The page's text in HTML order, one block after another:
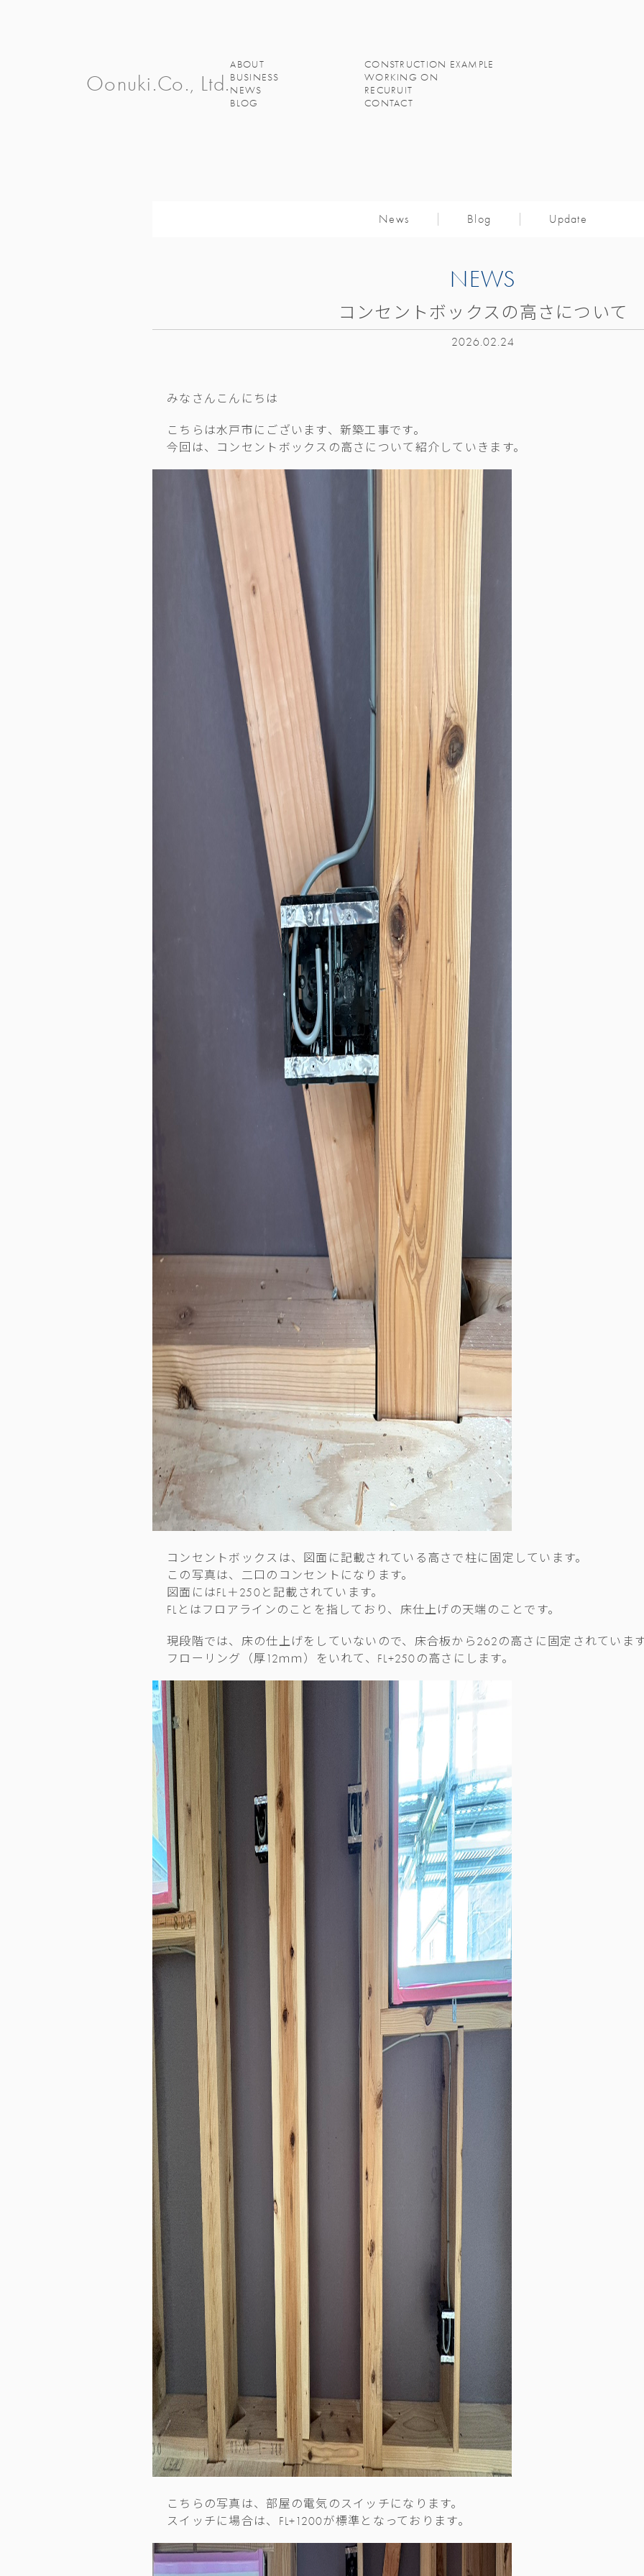
Oonuki.Co., Ltd.
ABOUT
CONSTRUCTION EXAMPLE
BUSINESS
WORKING ON
NEWS
RECURUIT
BLOG
CONTACT
News Blog Update
NEWS
コンセントボックスの高さについて
2026.02.24
みなさんこんにちは
こちらは水戸市にございます、新築工事です。
今回は、コンセントボックスの高さについて紹介していきます。
コンセントボックスは、図面に記載されている高さで柱に固定しています。
この写真は、二口のコンセントになります。
図面にはFL＋250と記載されています。
FLとはフロアラインのことを指しており、床仕上げの天端のことです。
現段階では、床の仕上げをしていないので、床合板から262の高さに固定されていま
フローリング（厚12ｍｍ）をいれて、FL+250の高さにします。
こちらの写真は、部屋の電気のスイッチになります。
スイッチに場合は、FL+1200が標準となっております。